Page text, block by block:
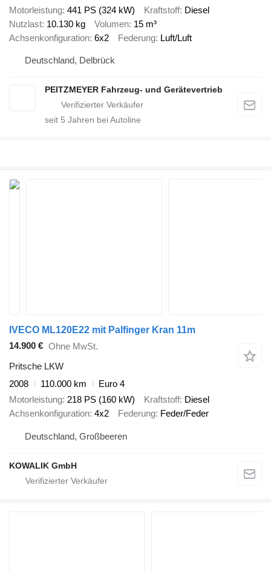
Motorleistung 441 PS (324 kW) Kraftstoff Diesel
Nutzlast 10.130 kg Volumen 15 m³
Achsenkonfiguration 6x2 Federung Luft/Luft
Deutschland, Delbrück
PEITZMEYER Fahrzeug- und Gerätevertrieb
seit 5 Jahren bei Autoline
IVECO ML120E22 mit Palfinger Kran 11m
14.900 € Ohne MwSt.
Pritsche LKW
2008
110.000 km
Euro 4
Motorleistung 218 PS (160 kW) Kraftstoff Diesel
Achsenkonfiguration 4x2 Federung Feder/Feder
Deutschland, Großbeeren
KOWALIK GmbH